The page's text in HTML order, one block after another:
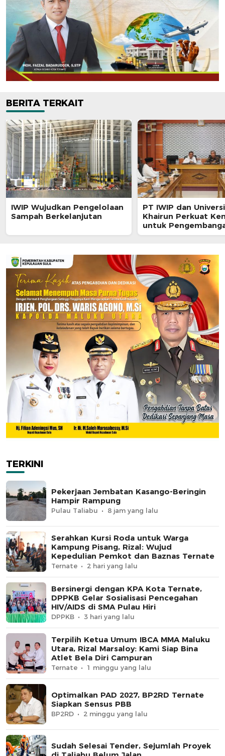
BERITA TERKAIT
IWIP Wujudkan Pengelolaan
Sampah Berkelanjutan
PT IWIP dan
Khairun Perkuat
untuk
Maluku Utara
TERKINI
Pekerjaan Jembatan Kasango-Beringin
Hampir Rampung
Pulau Taliabu 8 jam yang lalu
Serahkan Kursi Roda untuk Warga
Kampung Pisang, Rizal: Wujud
Kepedulian Pemkot dan Baznas Ternate
Ternate 2 hari yang lalu
Bersinergi dengan KPA Kota Ternate,
DPPKB Gelar Sosialisasi Pencegahan
HIV/AIDS di SMA Pulau Hiri
DPPKB 3 hari yang lalu
Terpilih Ketua Umum IBCA MMA Maluku
Utara, Rizal Marsaloy: Kami Siap Bina
Atlet Bela Diri Campuran
Ternate 1 minggu yang lalu
Optimalkan PAD 2027, BP2RD Ternate
Siapkan Sensus PBB
BP2RD 2 minggu yang lalu
Sudah Selesai Tender, Sejumlah Proyek